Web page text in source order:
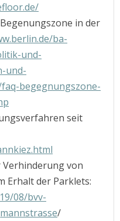
in der
ba-
und-
und-
begegnungszone-
seit
von
Erhalt der Parklets:
08/bvv-
/